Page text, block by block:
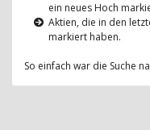
ein neues Hoch
Aktien, die in den
markiert haben.
So einfach war die Suche